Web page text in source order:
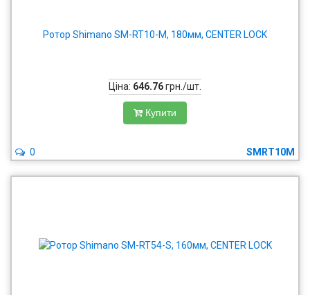
Ротор Shimano SM-RT10-M, 180мм, CENTER LOCK
Ціна: 646.76грн./шт.
Купити
SMRT10M
0